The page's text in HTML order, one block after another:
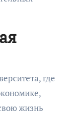
где
жизнь